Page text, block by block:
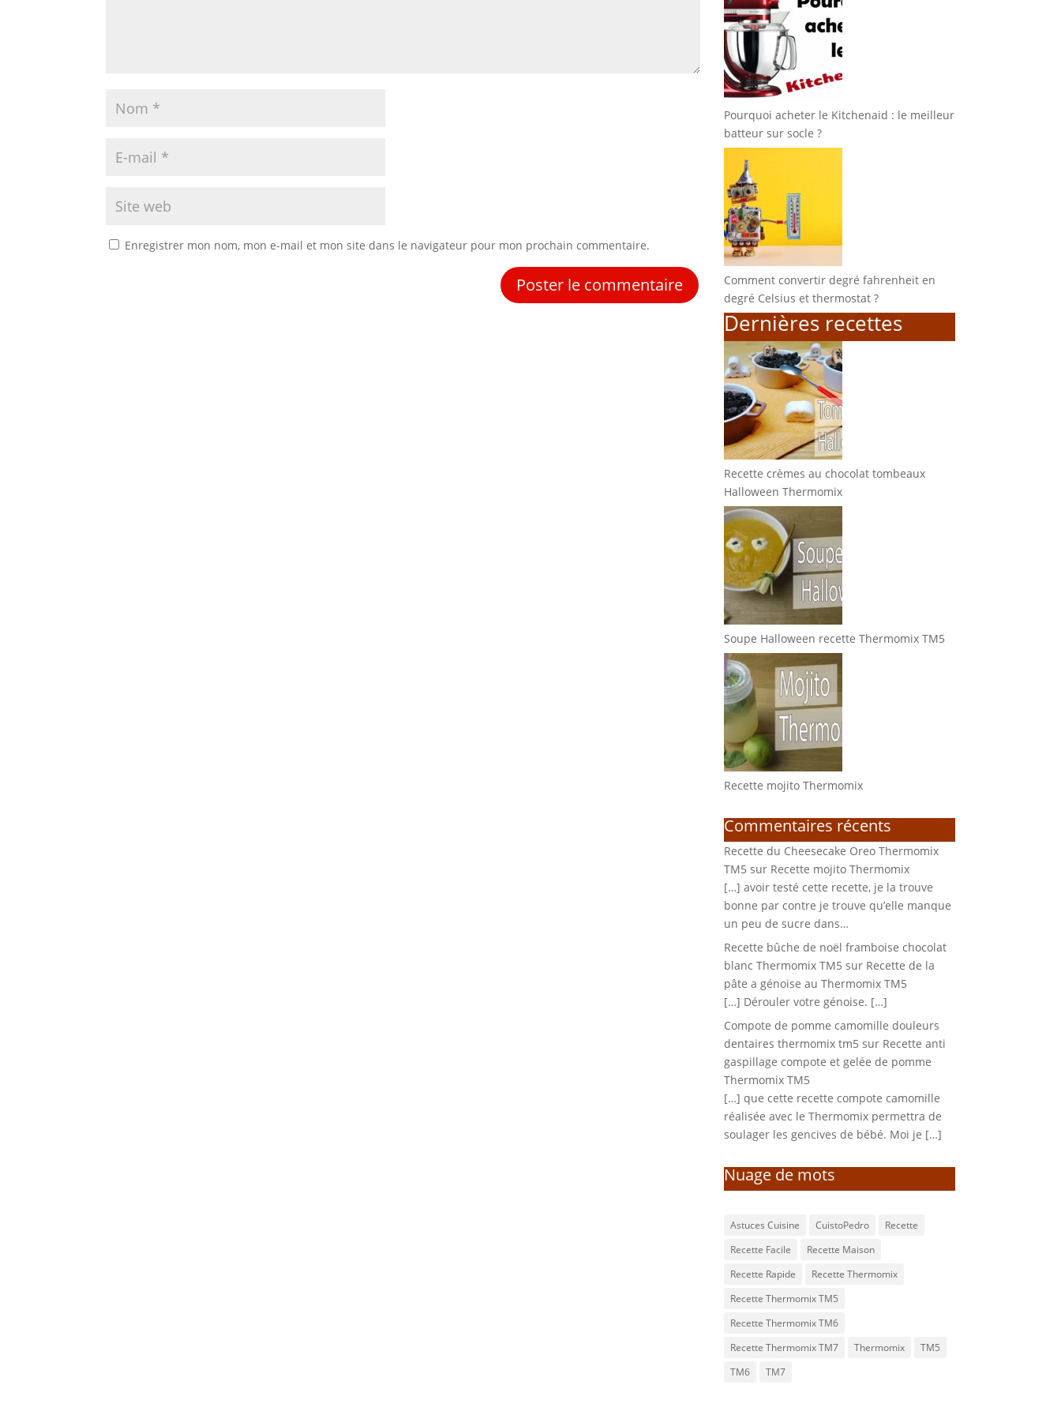
Enregistrer mon nom, mon e-mail et mon site dans le navigateur pour mon prochain commentaire.
Pourquoi acheter le Kitchenaid : le meilleur
batteur sur socle ?
Comment convertir degré fahrenheit en
degré Celsius et thermostat ?
Dernières recettes
Recette crèmes au chocolat tombeaux
Halloween Thermomix
Soupe Halloween recette Thermomix TM5
Recette mojito Thermomix
Commentaires récents
Recette du Cheesecake Oreo Thermomix
TM5 sur Recette mojito Thermomix
[…] avoir testé cette recette, je la trouve
bonne par contre je trouve qu’elle manque
un peu de sucre dans…
Recette bûche de noël framboise chocolat
blanc Thermomix TM5 sur Recette de la
pâte a génoise au Thermomix TM5
[…] Dérouler votre génoise. […]
Compote de pomme camomille douleurs
dentaires thermomix tm5 sur Recette anti
gaspillage compote et gelée de pomme
Thermomix TM5
[…] que cette recette compote camomille
réalisée avec le Thermomix permettra de
soulager les gencives de bébé. Moi je […]
Nuage de mots
Astuces Cuisine CuistoPedro
Recette
Recette Facile
Recette Maison
Recette Rapide
Recette Thermomix
Recette Thermomix TM5
Recette Thermomix TM6
Recette Thermomix TM7
Thermomix
TM5
TM6
TM7